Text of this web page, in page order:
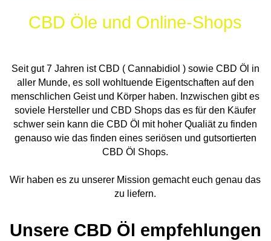
CBD Öle und Online-Shops
Seit gut 7 Jahren ist CBD ( Cannabidiol ) sowie CBD Öl in
aller Munde, es soll wohltuende Eigentschaften auf den
menschlichen Geist und Körper haben. Inzwischen gibt es
soviele Hersteller und CBD Shops das es für den Käufer
schwer sein kann die CBD Öl mit hoher Qualiät zu finden
genauso wie das finden eines seriösen und gutsortierten
CBD Öl Shops.
Wir haben es zu unserer Mission gemacht euch genau das
zu liefern.
Unsere CBD Öl empfehlungen